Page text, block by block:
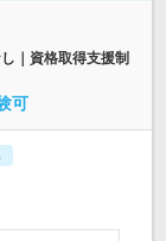
｜資格取得支援制
可